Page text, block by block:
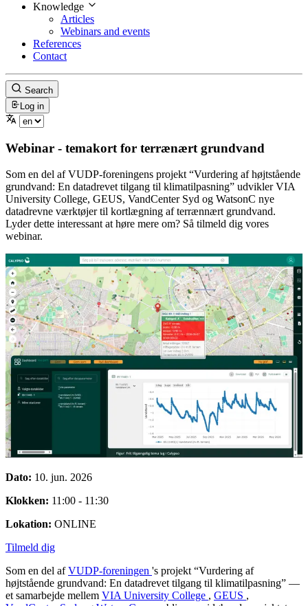
Knowledge
Articles
Webinars and events
References
Contact
Search
Log in
Webinar - temakort for terrænært grundvand
Som en del af VUDP-foreningens projekt “Vurdering af højtstående
grundvand: En datadrevet tilgang til klimatilpasning” udvikler VIA
University College, GEUS, VandCenter Syd og WatsonC nye
datadrevne værktøjer til kortlægning af terrænnært grundvand.
Lyder dette interessant at høre mere om? Så tilmeld dig vores
webinar.
Dato: 10. jun. 2026
Klokken: 11:00 - 11:30
Lokation: ONLINE
Tilmeld dig
Som en del afVUDP-foreningen 's projekt “Vurdering af
højtstående grundvand: En datadrevet tilgang til klimatilpasning” —
et samarbejde mellem VIA University College , GEUS ,